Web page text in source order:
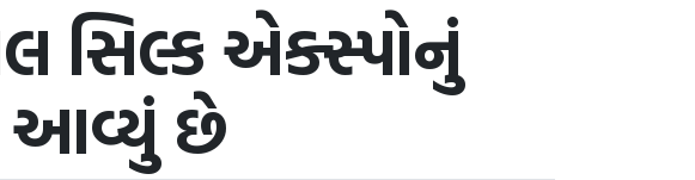
સિલ્ક એક્સ્પોનું
આવ્યું છે